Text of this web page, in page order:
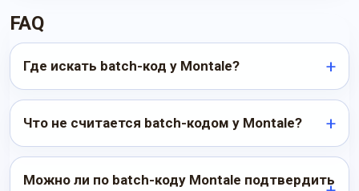
FAQ
Где искать batch-код у Montale?
Что не считается batch-кодом у Montale?
Можно ли по batch-коду Montale подтвердить